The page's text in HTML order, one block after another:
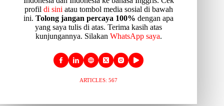
profil di sini atau tombol media sosial di bawah
ini.Tolong jangan percaya 100% dengan apa
yang saya tulis di atas. Terima kasih atas
kunjungannya. Silakan WhatsApp saya.
ARTICLES: 567